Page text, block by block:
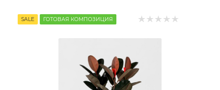
SALE ГОТОВАЯ КОМПОЗИЦИЯ